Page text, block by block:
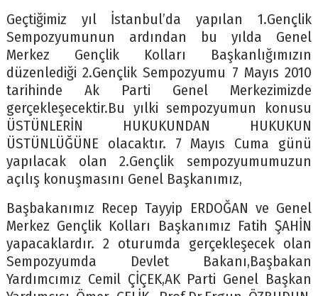
Geçtiğimiz yıl İstanbul’da yapılan 1.Gençlik
Sempozyumunun ardından bu yılda Genel
Merkez Gençlik Kolları Başkanlığımızın
düzenlediği 2.Gençlik Sempozyumu 7 Mayıs 2010
tarihinde Ak Parti Genel Merkezimizde
gerçekleşecektir.Bu yılki sempozyumun konusu
ÜSTÜNLERİN HUKUKUNDAN HUKUKUN
ÜSTÜNLÜĞÜNE olacaktır. 7 Mayıs Cuma günü
yapılacak olan 2.Gençlik sempozyumumuzun
açılış konuşmasını Genel Başkanımız,
Başbakanımız Recep Tayyip ERDOĞAN ve Genel
Merkez Gençlik Kolları Başkanımız Fatih ŞAHİN
yapacaklardır. 2 oturumda gerçekleşecek olan
Sempozyumda Devlet Bakanı,Başbakan
Yardımcımız Cemil ÇİÇEK,AK Parti Genel Başkan